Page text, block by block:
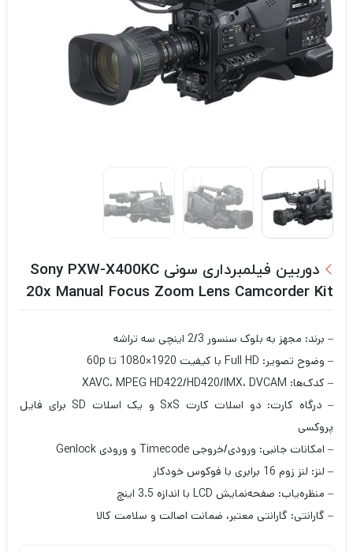
دوربین فیلمبرداری سونی Sony PXW-X400KC
20x Manual Focus Zoom Lens Camcorder Kit
– برند: مجهز به بلوک سنسور 2/3 اینچی سه تراشه
– وضوح تصویر: Full HD با کیفیت 1920×1080 تا 60p
– کدک‌ها: XAVC، MPEG HD422/HD420/IMX، DVCAM
– درگاه کارت: دو اسلات کارت SxS و یک اسلات SD برای فایل
پروکسی
– امکانات جانبی: ورودی/خروجی Timecode و ورودی Genlock
– لنز: لنز زوم 16 برابری با فوکوس خودکار
– منظره‌یاب: صفحه‌نمایش LCD با اندازه 3.5 اینچ
– گارانتی: گارانتی معتبر، ضمانت اصالت و سلامت کالا